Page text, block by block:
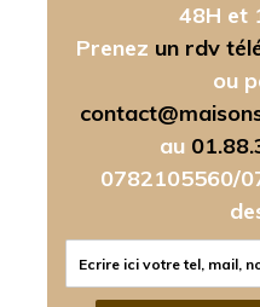
48H et
Prenez un rdv
ou
au
0782105560/